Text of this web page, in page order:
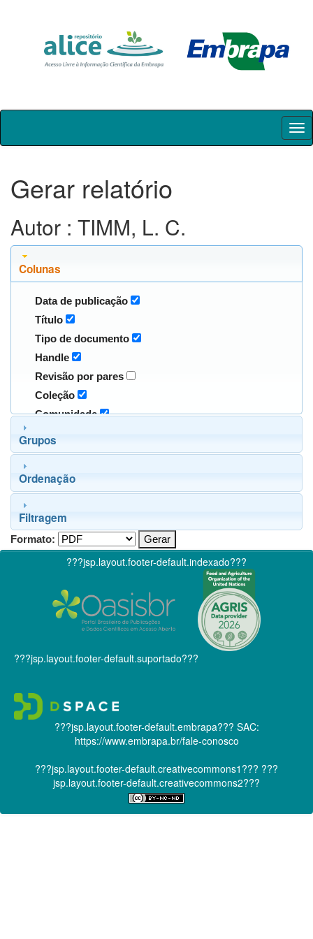
Skip
Gerar relatório
Autor : TIMM, L. C.
Colunas
Data de publicação
Título
Tipo de documento
Handle
Revisão por pares
Coleção
Comunidade
Grupos
Ordenação
Filtragem
Formato:
???jsp.layout.footer-default.indexado???
???jsp.layout.footer-default.suportado???
???jsp.layout.footer-default.embrapa??? SAC:
https://www.embrapa.br/fale-conosco
???jsp.layout.footer-default.creativecommons1??? ???
jsp.layout.footer-default.creativecommons2???